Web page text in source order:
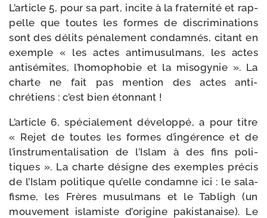
L’article 5, pour sa part, incite à la fra­ter­ni­té et rap­
pelle que toutes les formes de dis­cri­mi­na­tions
sont des délits péna­le­ment condam­nés, citant en
exemple « les actes anti­mu­sul­mans, les actes
anti­sé­mites, l’homophobie et la miso­gy­nie ». La
charte ne fait pas men­tion des actes anti-​
chrétiens : c’est bien étonnant !
L’article 6, spé­cia­le­ment déve­lop­pé, a pour titre
« Rejet de toutes les formes d’ingérence et de
l’instrumentalisation de l’Islam à des fins poli­
tiques ». La charte désigne des exemples pré­cis
de l’Islam poli­tique qu’elle condamne ici : le sala­
fisme, les Frères musul­mans et le Tabligh (un
mou­ve­ment isla­miste d’origine pakis­ta­naise). Le